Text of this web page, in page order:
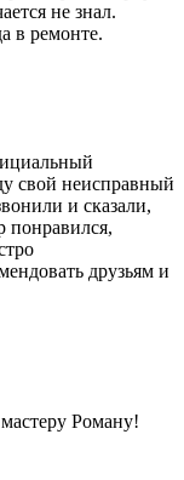
не знал.
в ремонте.
свой неисправный
и сказали,
понравился,
друзьям и
Роману!